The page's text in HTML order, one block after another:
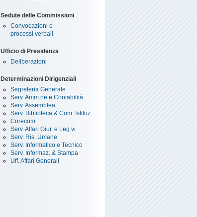
Sedute delle Commissioni
Convocazioni e
processi verbali
Ufficio di Presidenza
Deliberazioni
Determinazioni Dirigenziali
Segreteria Generale
Serv. Amm.ne e Contabilità
Serv. Assemblea
Serv. Biblioteca & Com. Istituz.
Corecom
Serv. Affari Giur. e Leg.vi
Serv. Ris. Umane
Serv. Informatico e Tecnico
Serv. Informaz. & Stampa
Uff. Affari Generali